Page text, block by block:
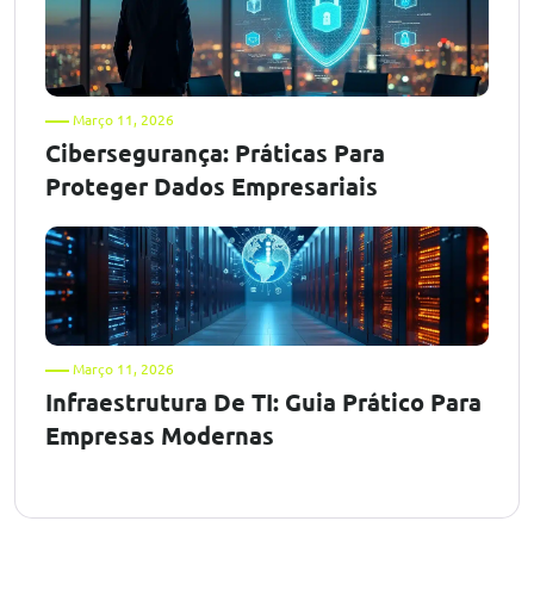
Março 11, 2026
Cibersegurança: Práticas Para
Proteger Dados Empresariais
Março 11, 2026
Infraestrutura De TI: Guia Prático Para
Empresas Modernas